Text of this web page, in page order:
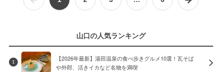
山口の人気ランキング
1
【2026年最新】湯田温泉の食べ歩きグルメ10選！瓦そば
や外郎、活きイカなど名物を満喫